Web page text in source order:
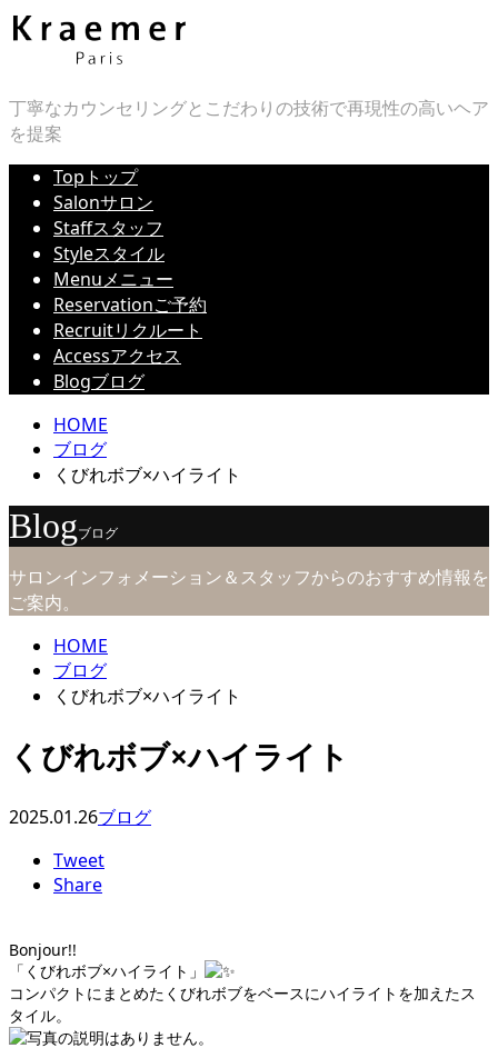
丁寧なカウンセリングとこだわりの技術で再現性の高いヘア
を提案
Top トップ
Salonサロン
Staffスタッフ
Styleスタイル
Menuメニュー
Reservationご予約
Recruitリクルート
Accessアクセス
Blogブログ
HOME
ブログ
くびれボブ×ハイライト
Blogブログ
サロンインフォメーション＆スタッフからのおすすめ情報を
ご案内。
HOME
ブログ
くびれボブ×ハイライト
くびれボブ×ハイライト
2025.01.26ブログ
Tweet
Share
Bonjour!!
「くびれボブ×ハイライト」
コンパクトにまとめたくびれボブをベースにハイライトを加えたス
タイル。